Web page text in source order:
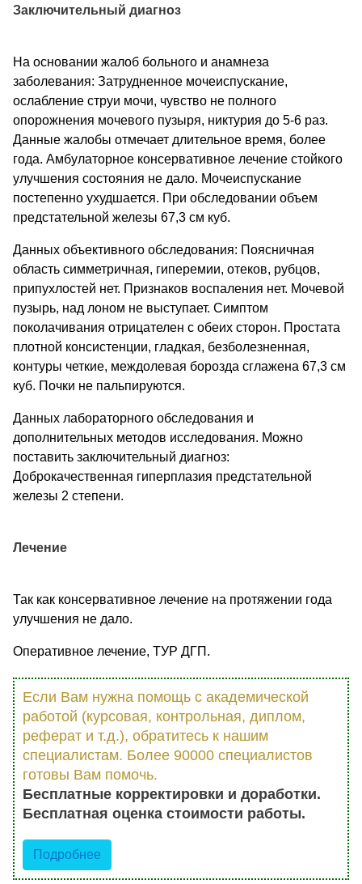
Заключительный диагноз
На основании жалоб больного и анамнеза
заболевания: Затрудненное мочеиспускание,
ослабление струи мочи, чувство не полного
опорожнения мочевого пузыря, никтурия до 5-6 раз.
Данные жалобы отмечает длительное время, более
года. Амбулаторное консервативное лечение стойкого
улучшения состояния не дало. Мочеиспускание
постепенно ухудшается. При обследовании объем
предстательной железы 67,3 см куб.
Данных объективного обследования: Поясничная
область симметричная, гиперемии, отеков, рубцов,
припухлостей нет. Признаков воспаления нет. Мочевой
пузырь, над лоном не выступает. Симптом
поколачивания отрицателен с обеих сторон. Простата
плотной консистенции, гладкая, безболезненная,
контуры четкие, междолевая борозда сглажена 67,3 см
куб. Почки не пальпируются.
Данных лабораторного обследования и
дополнительных методов исследования. Можно
поставить заключительный диагноз:
Доброкачественная гиперплазия предстательной
железы 2 степени.
Лечение
Так как консервативное лечение на протяжении года
улучшения не дало.
Оперативное лечение, ТУР ДГП.
Если Вам нужна помощь с академической
работой (курсовая, контрольная, диплом,
реферат и т.д.), обратитесь к нашим
специалистам. Более 90000 специалистов
готовы Вам помочь.
Бесплатные корректировки и доработки.
Бесплатная оценка стоимости работы.
Подробнее